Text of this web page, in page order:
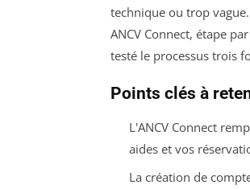
technique ou trop
ANCV Connect, étape
testé le processus trois
Points clés à
L'ANCV Connect
aides et vos
La création de